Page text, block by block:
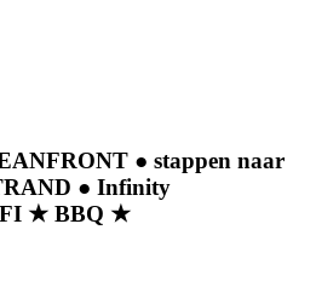
● stappen naar
● Infinity
★ BBQ ★